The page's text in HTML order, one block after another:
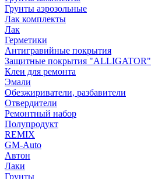
Грунты аэрозольные
Лак комплекты
Лак
Герметики
Антигравийные покрытия
Защитные покрытия "ALLIGATOR"
Клеи для ремонта
Эмали
Обезжириватели, разбавители
Отвердители
Ремонтный набор
Полупродукт
REMIX
GM-Auto
Автон
Лаки
Грунты